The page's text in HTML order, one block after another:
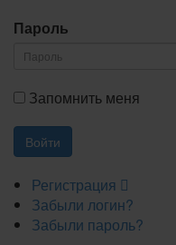
Пароль
Запомнить меня
Регистрация
Забыли логин?
Забыли пароль?